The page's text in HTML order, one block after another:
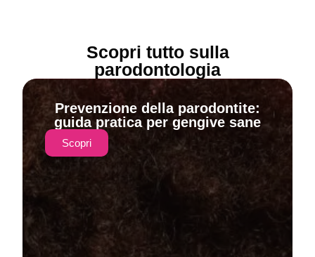
Scopri tutto sulla
parodontologia
Prevenzione della parodontite:
guida pratica per gengive sane
Scopri